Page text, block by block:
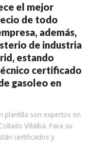
el mejor
de todo
además,
de industria
estando
certificado
gasoleo en
plantilla son expertos en
Villalba. Para su
certificados y